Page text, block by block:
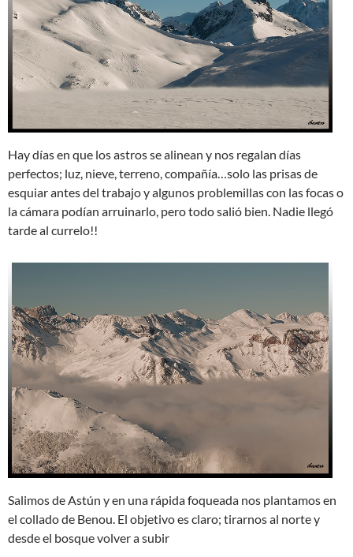
Hay días en que los astros se alinean y nos regalan días
perfectos; luz, nieve, terreno, compañía…solo las prisas de
esquiar antes del trabajo y algunos problemillas con las focas o
la cámara podían arruinarlo, pero todo salió bien. Nadie llegó
tarde al currelo!!
Salimos de Astún y en una rápida foqueada nos plantamos en
el collado de Benou. El objetivo es claro; tirarnos al norte y
desde el bosque volver a subir